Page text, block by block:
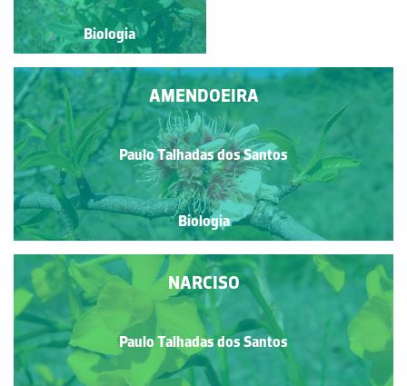
Biologia
AMENDOEIRA
Paulo Talhadas dos Santos
Biologia
Biologia
NARCISO
Paulo Talhadas dos Santos